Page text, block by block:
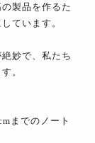
製品を作るた
ています。
妙で、私たち
。
までのノート